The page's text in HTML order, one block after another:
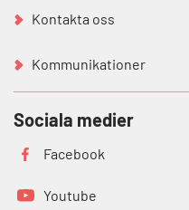
Kontakta oss
Kommunikationer
Sociala medier
Facebook
Youtube